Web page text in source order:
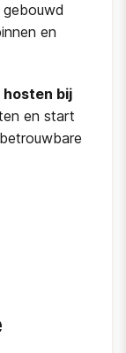
en
hosten bij
en start